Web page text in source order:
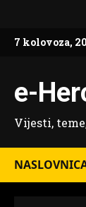
content
7 kolovoza,
e-
Vijesti,